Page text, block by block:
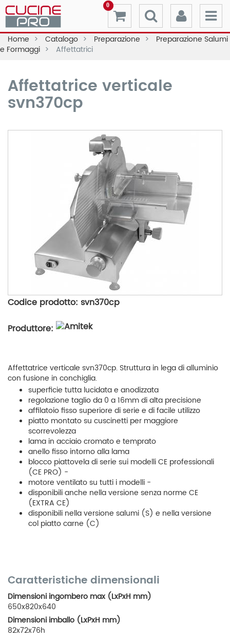
0
Home Catalogo Preparazione
Preparazione Salumi
e Formaggi
Affettatrici
Affettatrice verticale
svn370cp
Codice prodotto: svn370cp
Produttore:
Affettatrice verticale svn370cp. Struttura in lega di alluminio
con fusione in conchiglia.
superficie tutta lucidata e anodizzata
regolazione taglio da 0 a 16mm di alta precisione
affilatoio fisso superiore di serie e di facile utilizzo
piatto montato su cuscinetti per maggiore
scorrevolezza
lama in acciaio cromato e temprato
anello fisso intorno alla lama
blocco piattovela di serie sui modelli CE professionali
(CE PRO) -
motore ventilato su tutti i modelli -
disponibili anche nella versione senza norme CE
(EXTRA CE)
disponibili nella versione salumi (S) e nella versione
col piatto carne (C)
Caratteristiche dimensionali
Dimensioni ingombero max (LxPxH mm)
650x820x640
Dimensioni imballo (LxPxH mm)
82x72x76h